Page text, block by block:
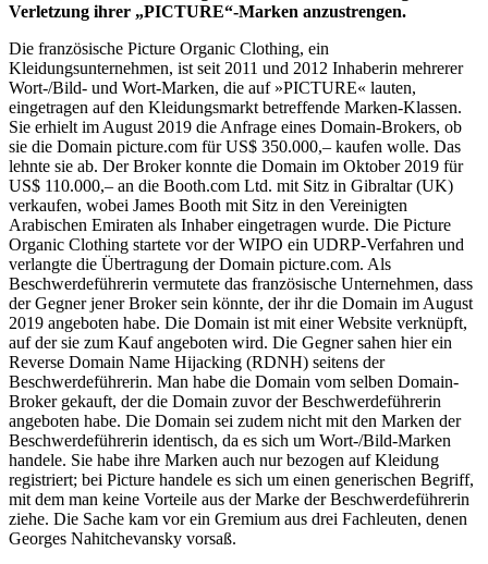
Verletzung ihrer „PICTURE“-Marken anzustrengen.
Die französische Picture Organic Clothing, ein
Kleidungsunternehmen, ist seit 2011 und 2012 Inhaberin mehrerer
Wort-/Bild- und Wort-Marken, die auf »PICTURE« lauten,
eingetragen auf den Kleidungsmarkt betreffende Marken-Klassen.
Sie erhielt im August 2019 die Anfrage eines Domain-Brokers, ob
sie die Domain picture.com für US$ 350.000,– kaufen wolle. Das
lehnte sie ab. Der Broker konnte die Domain im Oktober 2019 für
US$ 110.000,– an die Booth.com Ltd. mit Sitz in Gibraltar (UK)
verkaufen, wobei James Booth mit Sitz in den Vereinigten
Arabischen Emiraten als Inhaber eingetragen wurde. Die Picture
Organic Clothing startete vor der WIPO ein UDRP-Verfahren und
verlangte die Übertragung der Domain picture.com. Als
Beschwerdeführerin vermutete das französische Unternehmen, dass
der Gegner jener Broker sein könnte, der ihr die Domain im August
2019 angeboten habe. Die Domain ist mit einer Website verknüpft,
auf der sie zum Kauf angeboten wird. Die Gegner sahen hier ein
Reverse Domain Name Hijacking (RDNH) seitens der
Beschwerdeführerin. Man habe die Domain vom selben Domain-
Broker gekauft, der die Domain zuvor der Beschwerdeführerin
angeboten habe. Die Domain sei zudem nicht mit den Marken der
Beschwerdeführerin identisch, da es sich um Wort-/Bild-Marken
handele. Sie habe ihre Marken auch nur bezogen auf Kleidung
registriert; bei Picture handele es sich um einen generischen Begriff,
mit dem man keine Vorteile aus der Marke der Beschwerdeführerin
ziehe. Die Sache kam vor ein Gremium aus drei Fachleuten, denen
Georges Nahitchevansky vorsaß.